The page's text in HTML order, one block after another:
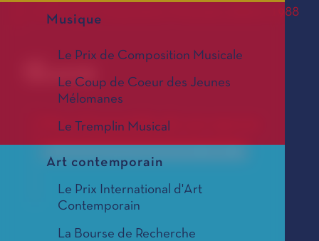
Musique
Le Prix de Composition Musicale
Le Coup de Coeur des Jeunes
Mélomanes
Le Tremplin Musical
Art contemporain
Le Prix International d'Art
Contemporain
La Bourse de Recherche
Le Prix de Composition Musicale, édition 1988
Œuvre
Pour l'ensemble de son œuvre